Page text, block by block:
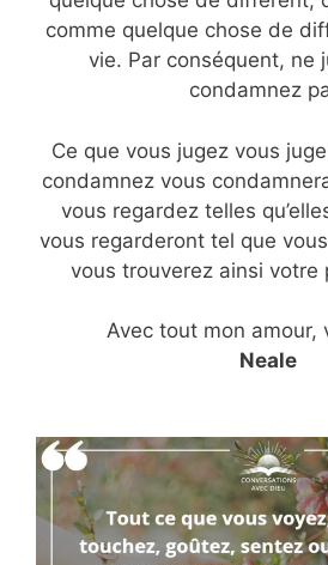
comme quelque chose de
vie. Par conséquent, ne
condamnez
Ce que vous jugez vous
condamnez vous
vous regardez telles
vous regarderont tel que
vous trouverez ainsi votre
Avec tout mon amour,
Neale